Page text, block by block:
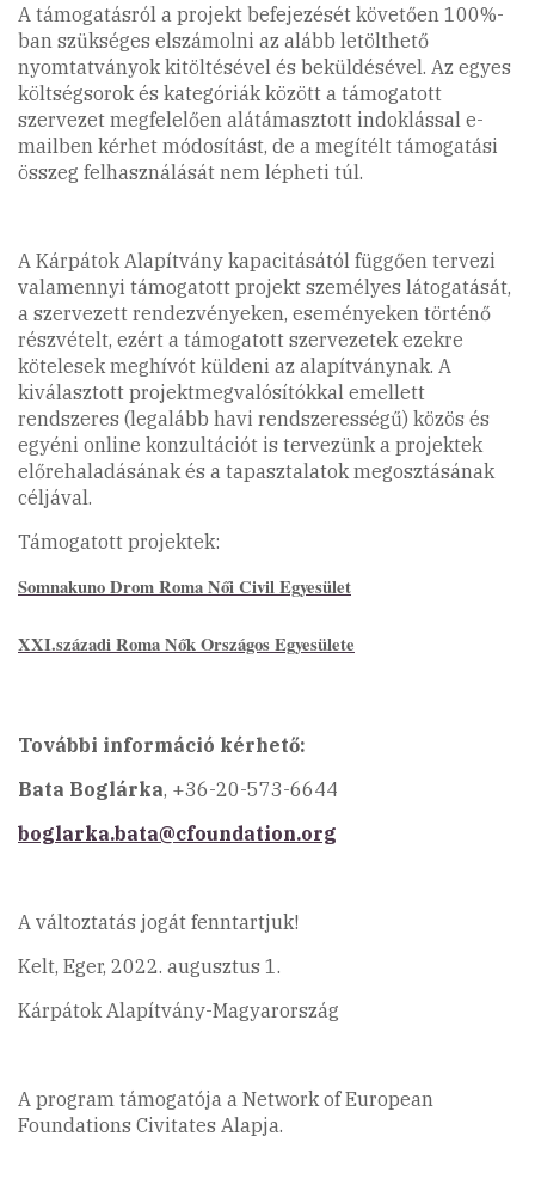
A támogatásról a projekt befejezését követően 100%-
ban szükséges elszámolni az alább letölthető
nyomtatványok kitöltésével és beküldésével. Az egyes
költségsorok és kategóriák között a támogatott
szervezet megfelelően alátámasztott indoklással e-
mailben kérhet módosítást, de a megítélt támogatási
összeg felhasználását nem lépheti túl.
A Kárpátok Alapítvány kapacitásától függően tervezi
valamennyi támogatott projekt személyes látogatását,
a szervezett rendezvényeken, eseményeken történő
részvételt, ezért a támogatott szervezetek ezekre
kötelesek meghívót küldeni az alapítványnak. A
kiválasztott projektmegvalósítókkal emellett
rendszeres (legalább havi rendszerességű) közös és
egyéni online konzultációt is tervezünk a projektek
előrehaladásának és a tapasztalatok megosztásának
céljával.
Támogatott projektek:
Somnakuno Drom Roma Női Civil Egyesület
XXI.századi Roma Nők Országos Egyesülete
További információ kérhető:
Bata Boglárka, +36-20-573-6644
boglarka.bata@cfoundation.org
A változtatás jogát fenntartjuk!
Kelt, Eger, 2022. augusztus 1.
Kárpátok Alapítvány-Magyarország
A program támogatója a Network of European
Foundations Civitates Alapja.